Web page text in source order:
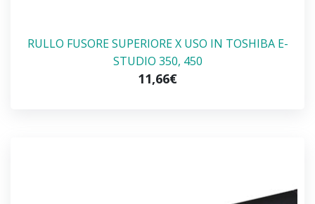
RULLO FUSORE SUPERIORE X USO IN TOSHIBA E-
STUDIO 350, 450
11,66€